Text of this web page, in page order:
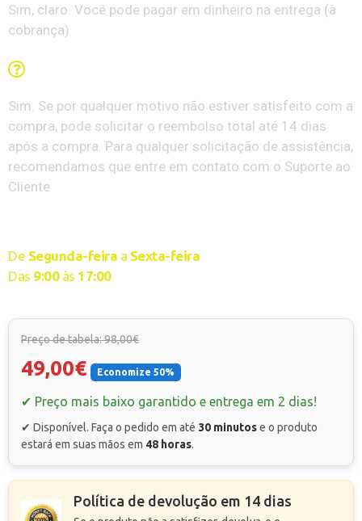
Sim, claro. Você pode pagar em dinheiro na entrega (à
cobrança)
Sim. Se por qualquer motivo não estiver satisfeito com a
compra, pode solicitar o reembolso total até 14 dias
após a compra. Para qualquer solicitação de assistência,
recomendamos que entre em contato com o Suporte ao
Cliente
De Segunda-feira a Sexta-feira
Das 9:00às 17:00
Preço de tabela: 98,00€
49,00€ Economize 50%
✔ Preço mais baixo garantido e entrega em 2 dias!
✔ Disponível. Faça o pedido em até 30 minutose o produto
estará em suas mãos em 48 horas.
Política de devolução em 14 dias